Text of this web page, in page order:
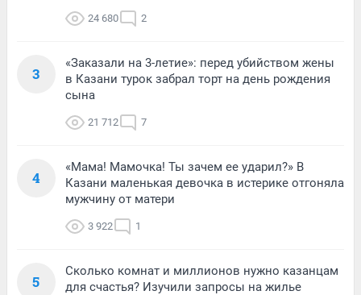
24 680 2
3
«Заказали на 3-летие»: перед убийством жены
в Казани турок забрал торт на день рождения
сына
21 712 7
4
«Мама! Мамочка! Ты зачем ее ударил?» В
Казани маленькая девочка в истерике отгоняла
мужчину от матери
3 922 1
5
Сколько комнат и миллионов нужно казанцам
для счастья? Изучили запросы на жилье